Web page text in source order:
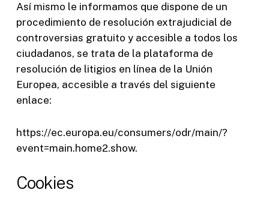
Así mismo le informamos que dispone de un
procedimiento de resolución extrajudicial de
controversias gratuito y accesible a todos los
ciudadanos, se trata de la plataforma de
resolución de litigios en línea de la Unión
Europea, accesible a través del siguiente
enlace:
https://ec.europa.eu/consumers/odr/main/?
event=main.home2.show.
Cookies